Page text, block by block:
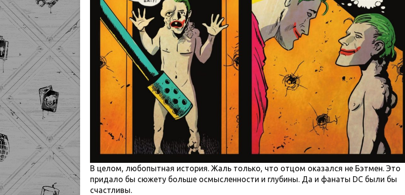
В целом, любопытная история. Жаль только, что отцом оказался не Бэтмен. Это
придало бы сюжету больше осмысленности и глубины. Да и фанаты DC были бы
счастливы.